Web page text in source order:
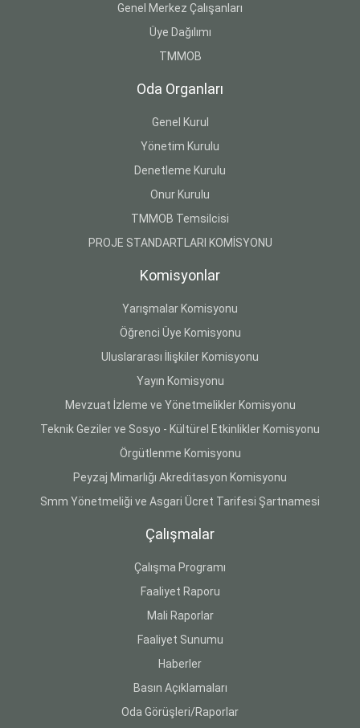
Genel Merkez Çalışanları
Üye Dağılımı
TMMOB
Oda Organları
Genel Kurul
Yönetim Kurulu
Denetleme Kurulu
Onur Kurulu
TMMOB Temsilcisi
PROJE STANDARTLARI KOMİSYONU
Komisyonlar
Yarışmalar Komisyonu
Öğrenci Üye Komisyonu
Uluslararası İlişkiler Komisyonu
Yayın Komisyonu
Mevzuat İzleme ve Yönetmelikler Komisyonu
Teknik Geziler ve Sosyo - Kültürel Etkinlikler Komisyonu
Örgütlenme Komisyonu
Peyzaj Mimarlığı Akreditasyon Komisyonu
Smm Yönetmeliği ve Asgari Ücret Tarifesi Şartnamesi
Çalışmalar
Çalışma Programı
Faaliyet Raporu
Mali Raporlar
Faaliyet Sunumu
Haberler
Basın Açıklamaları
Oda Görüşleri/Raporlar